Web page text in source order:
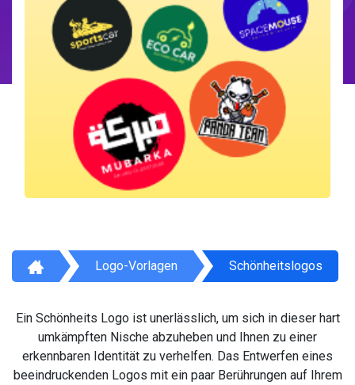
Logo-Vorlagen Schönheitslogos
Ein Schönheits Logo ist unerlässlich, um sich in dieser hart
umkämpften Nische abzuheben und Ihnen zu einer
erkennbaren Identität zu verhelfen. Das Entwerfen eines
beeindruckenden Logos mit ein paar Berührungen auf Ihrem